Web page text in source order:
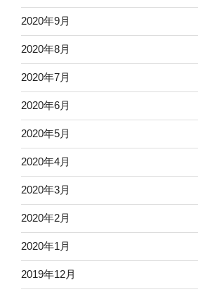
2020年9月
2020年8月
2020年7月
2020年6月
2020年5月
2020年4月
2020年3月
2020年2月
2020年1月
2019年12月